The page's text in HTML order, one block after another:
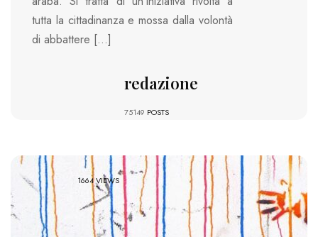
tutta la cittadinanza e mossa dalla volontà
di abbattere […]
redazione
75149 POSTS
1664 VIEWS